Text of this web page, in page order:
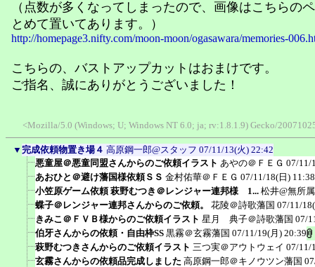
（点数が多くなってしまったので、画像はこちらの
とめて置いてあります。）
http://homepage3.nifty.com/moon-moon/ogasawara/memories-
こちらの、バストアップカットはおまけです。
ご指名、誠にありがとうございました！
<Mozilla/5.0 (Windows; U; Windows NT 6.0; ja; rv:1.8.1.9) Gecko/
▼ 完成依頼物置き場４ 高原鋼一郎@スタッフ 07/11/13(火) 22:42
悪童屋＠悪童同盟さんからのご依頼イラスト あやの＠ＦＥＧ 07/11/
あおひと＠避け藩国様依頼ＳＳ 金村佑華＠ＦＥＧ 07/11/18(日) 11:38
小笠原ゲーム依頼 萩野むつき＠レンジャー連邦様 1... 松井@無所属
蝶子＠レンジャー連邦さんからのご依頼。
花陵＠詩歌藩国 07/11/
きみこ＠ＦＶＢ様からのご依頼イラスト 星月 典子＠詩歌藩国 07/
伯牙さんからの依頼・自由枠SS 黒霧＠玄霧藩国 07/11/19(月) 20:39
萩野むつきさんからのご依頼イラスト 三つ実＠アウトウェイ 07/11/
玄霧さんからの依頼品完成しました 高原鋼一郎＠キノウツン藩国